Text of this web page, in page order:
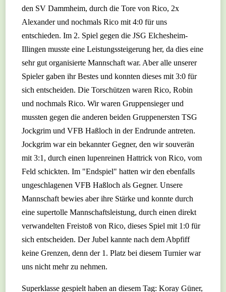
den SV Dammheim, durch die Tore von Rico, 2x
Alexander und nochmals Rico mit 4:0 für uns
entschieden. Im 2. Spiel gegen die JSG Elchesheim-
Illingen musste eine Leistungssteigerung her, da dies eine
sehr gut organisierte Mannschaft war. Aber alle unserer
Spieler gaben ihr Bestes und konnten dieses mit 3:0 für
sich entscheiden. Die Torschützen waren Rico, Robin
und nochmals Rico. Wir waren Gruppensieger und
mussten gegen die anderen beiden Gruppenersten TSG
Jockgrim und VFB Haßloch in der Endrunde antreten.
Jockgrim war ein bekannter Gegner, den wir souverän
mit 3:1, durch einen lupenreinen Hattrick von Rico, vom
Feld schickten. Im "Endspiel" hatten wir den ebenfalls
ungeschlagenen VFB Haßloch als Gegner. Unsere
Mannschaft bewies aber ihre Stärke und konnte durch
eine supertolle Mannschaftsleistung, durch einen direkt
verwandelten Freistoß von Rico, dieses Spiel mit 1:0 für
sich entscheiden. Der Jubel kannte nach dem Abpfiff
keine Grenzen, denn der 1. Platz bei diesem Turnier war
uns nicht mehr zu nehmen.
Superklasse gespielt haben an diesem Tag: Koray Güner,